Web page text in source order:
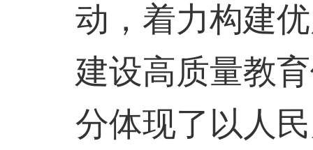
动，着力构建
建设高质量教
分体现了以人